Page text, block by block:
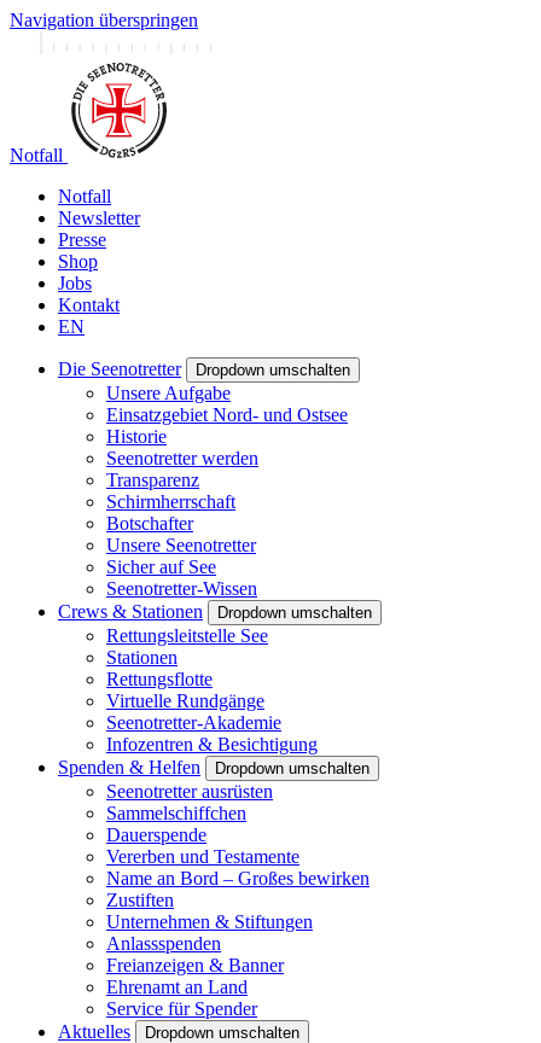
Navigation überspringen
Notfall
Notfall
Newsletter
Presse
Shop
Jobs
Kontakt
EN
Die Seenotretter Dropdown umschalten
Unsere Aufgabe
Einsatzgebiet Nord- und Ostsee
Historie
Seenotretter werden
Transparenz
Schirmherrschaft
Botschafter
Unsere Seenotretter
Sicher auf See
Seenotretter-Wissen
Crews & Stationen
Dropdown umschalten
Rettungsleitstelle See
Stationen
Rettungsflotte
Virtuelle Rundgänge
Seenotretter-Akademie
Infozentren & Besichtigung
Spenden & Helfen
Dropdown umschalten
Seenotretter ausrüsten
Sammelschiffchen
Dauerspende
Vererben und Testamente
Name an Bord – Großes bewirken
Zustiften
Unternehmen & Stiftungen
Anlassspenden
Freianzeigen & Banner
Ehrenamt an Land
Service für Spender
Aktuelles
Dropdown umschalten